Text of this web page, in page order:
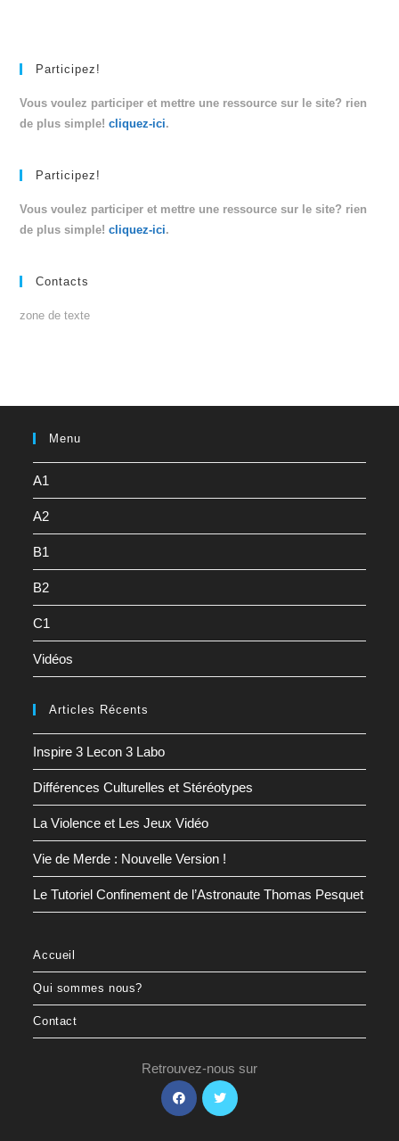
Participez!
Vous voulez participer et mettre une ressource sur le site? rien
de plus simple!cliquez-ici.
Participez!
Vous voulez participer et mettre une ressource sur le site? rien
de plus simple!cliquez-ici.
Contacts
zone de texte
Menu
A1
A2
B1
B2
C1
Vidéos
Articles Récents
Inspire 3 Lecon 3 Labo
Différences Culturelles et Stéréotypes
La Violence et Les Jeux Vidéo
Vie de Merde : Nouvelle Version !
Le Tutoriel Confinement de l’Astronaute Thomas Pesquet
Accueil
Qui sommes nous?
Contact
Retrouvez-nous sur
S’ouvre
dans
S’ouvre